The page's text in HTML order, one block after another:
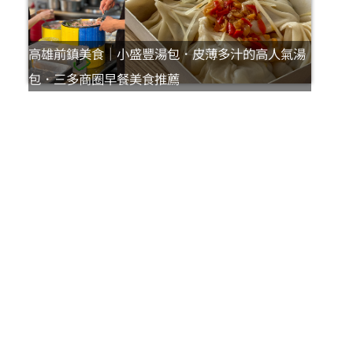
高雄前鎮美食｜小盛豐湯包．皮薄多汁的高人氣湯
包．三多商圈早餐美食推薦